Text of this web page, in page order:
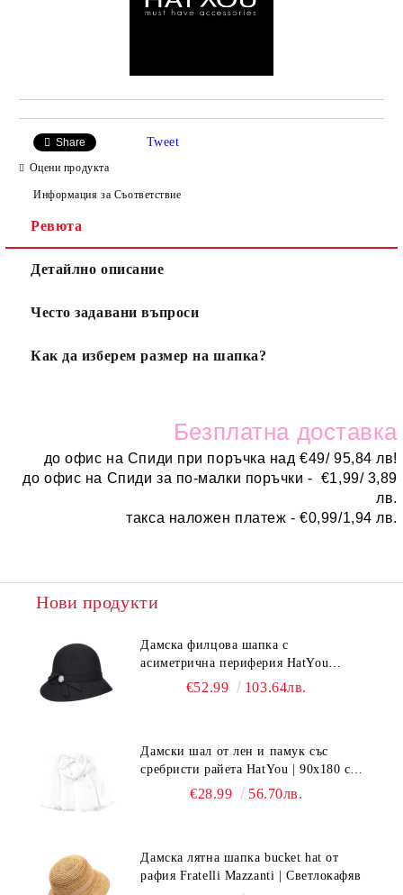
Share Tweet
Оцени продукта
Информация за Съответствие
Ревюта
Детайлно описание
Често задавани въпроси
Как да изберем размер на шапка?
Безплатна доставка
до офис на Спиди при поръчка над€49/ 95,84 лв!
до офис на Спиди за по-малки поръчки - €1,99/ 3,89
лв.
такса наложен платеж -€0,99/1,94 лв.
Нови продукти
Дамска филцова шапка с
асиметрична периферия HatYou
CF0376 | Черен
€52.99 103.64лв.
Дамски шал от лен и памук със
сребристи райета HatYou | 90x180 см |
€28.99 56.70лв.
Дамска лятна шапка bucket hat от
рафия Fratelli Mazzanti | Светлокафяв